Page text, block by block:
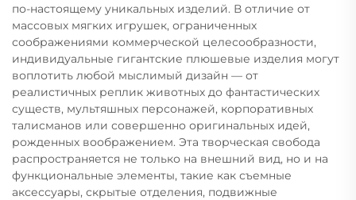
по-настоящему уникальных изделий. В отличие от
массовых мягких игрушек, ограниченных
соображениями коммерческой целесообразности,
индивидуальные гигантские плюшевые изделия могут
воплотить любой мыслимый дизайн — от
реалистичных реплик животных до фантастических
существ, мультяшных персонажей, корпоративных
талисманов или совершенно оригинальных идей,
рожденных воображением. Эта творческая свобода
распространяется не только на внешний вид, но и на
функциональные элементы, такие как съемные
аксессуары, скрытые отделения, подвижные